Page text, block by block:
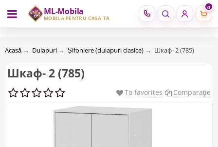
ML-Mobila
MOBILĂ PENTRU CASA TA
0
RU RO
Acasă → Dulapuri → Șifoniere (dulapuri clasice) → Шкаф- 2 (785)
Шкаф- 2 (785)
To favorites Comparaţie